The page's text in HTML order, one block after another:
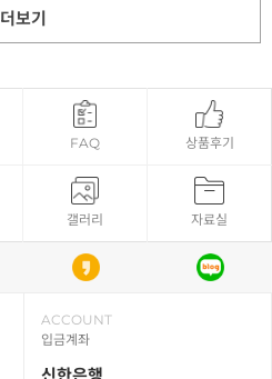
더보기
FAQ 상품후기
갤러리 자료실
ACCOUNT
입금계좌